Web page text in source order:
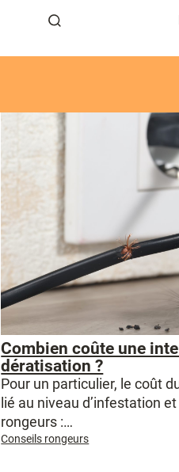
Combien coûte une
dératisation ?
Pour un particulier, le coût
lié au niveau d’infestation
rongeurs :…
Conseils rongeurs